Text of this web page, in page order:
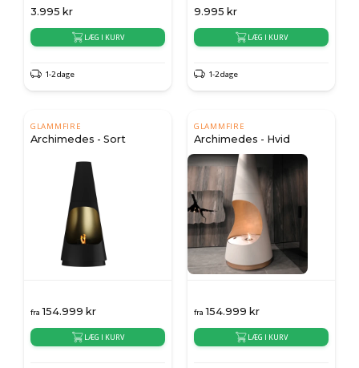
3.995 kr
LÆG I KURV
1-2 dage
9.995 kr
LÆG I KURV
1-2 dage
GLAMMFIRE
Archimedes - Sort
fra 154.999 kr
LÆG I KURV
GLAMMFIRE
Archimedes - Hvid
fra 154.999 kr
LÆG I KURV